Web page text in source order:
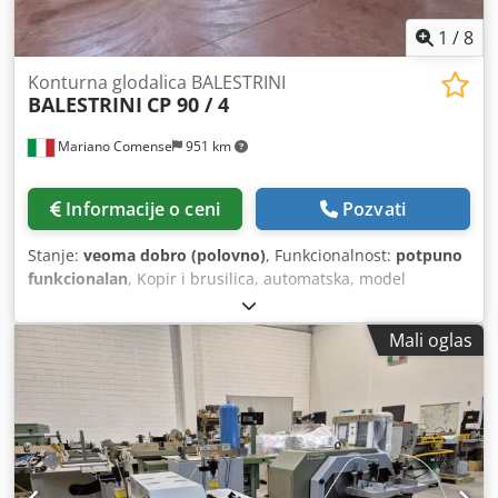
1 /8
Mariano Comense 951 km
Konturna glodalica BALESTRINI
BALESTRINI CP 90 / 4
Informacije o ceni Pozvati
Stanje: veoma dobro (polovno), Funkcionalnost: potpuno
funkcionalan, Kopir i brusilica, automatska, model
BALESTRINI CP 90 - 4 polovna mašina radno stanje: odlično
CE-direktiva: DA Djdpfx Ajx A Hatjanjck sa zaštitnom
kabinom protiv povreda kao što je prikazano na slici
Tehnički podaci: Mašina se sastoji od 04 radne grupe: 1+1
jedinice za glodanje. Snaga motora 10 KS svaki 1+1 jedinica
za glodanje ili jedinica za brušenje. Snaga motora 4,5 / 6
KS svaki (2 brzine) Maks. radna širina: 500 mm Maks.
radna visina: 180 mm Maks. radna dužina: 2500 mm Motor
za hidrauličnu pumpu 5,5 KS Podesiva brzina posmaka
Mali oglas